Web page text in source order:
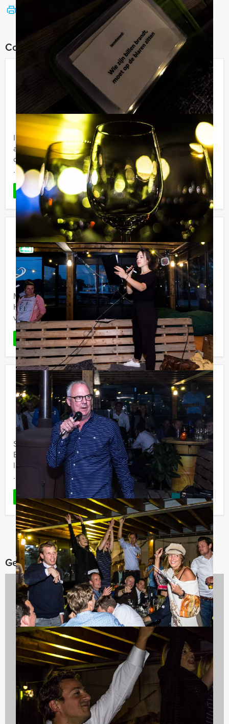
Bekijk printbare versie
Combineer dit uitje met:
La Casa de Papel VR Dinerspel in
Volendam
Vanaf € 66,50 p.p. excl. BTW
Vanaf 12 personen ‐ 3 uur en 30 minuten
In de populaire Netflixserie La Casa de Papel is het aan
acht verschillende rovers onder leiding van El Professor,
de taak om de Koninklijke Munt van Madrid te beroven.
...
LEES MEER Favoriet
Empire City Dinner Game in
Maastricht
Vanaf€ 64,50 p.p. excl. BTW
Vanaf 12 personen ‐ 4 uur en 30 minuten
Maak kennis met de Empire City Dinner Game van
Holland Tour Guides in Maastricht: een hypermodern,
virtueel GPS spel, mét een 3-gangen diner.
LEES MEER Favoriet
Get The Picture Brunch Den Bosch
Vanaf€ 52,50 p.p. excl. BTW
Vanaf 12 personen ‐ 4 uur en 30 minuten
Spelen en genieten, dat is 'Get the Picture Brunch' Den
Bosch; speel Get the Picture, verken de stad, geniet van
lekker eten, met Holland Tour Guides. Het decor van de
...
LEES MEER Favoriet
Gerelateerde categorieën
Spelprogramma's
1688 uitjes